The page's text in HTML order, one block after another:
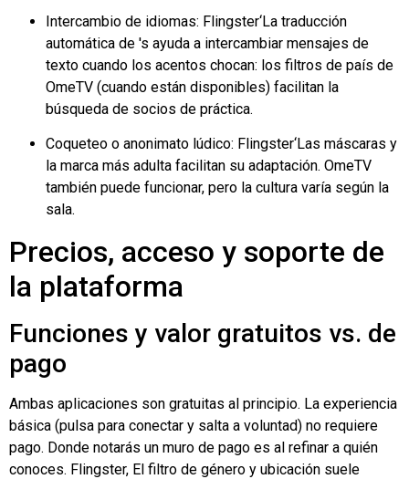
Intercambio de idiomas: Flingster‘La traducción
automática de 's ayuda a intercambiar mensajes de
texto cuando los acentos chocan: los filtros de país de
OmeTV (cuando están disponibles) facilitan la
búsqueda de socios de práctica.
Coqueteo o anonimato lúdico: Flingster‘Las máscaras y
la marca más adulta facilitan su adaptación. OmeTV
también puede funcionar, pero la cultura varía según la
sala.
Precios, acceso y soporte de
la plataforma
Funciones y valor gratuitos vs. de
pago
Ambas aplicaciones son gratuitas al principio. La experiencia
básica (pulsa para conectar y salta a voluntad) no requiere
pago. Donde notarás un muro de pago es al refinar a quién
conoces. Flingster, El filtro de género y ubicación suele